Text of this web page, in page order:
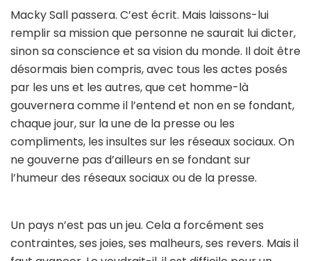
Macky Sall passera. C’est écrit. Mais laissons-lui
remplir sa mission que personne ne saurait lui dicter,
sinon sa conscience et sa vision du monde. Il doit être
désormais bien compris, avec tous les actes posés
par les uns et les autres, que cet homme-là
gouvernera comme il l’entend et non en se fondant,
chaque jour, sur la une de la presse ou les
compliments, les insultes sur les réseaux sociaux. On
ne gouverne pas d’ailleurs en se fondant sur
l’humeur des réseaux sociaux ou de la presse.
Un pays n’est pas un jeu. Cela a forcément ses
contraintes, ses joies, ses malheurs, ses revers. Mais il